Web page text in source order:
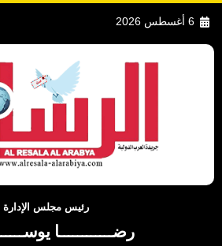
6 أغسطس 2026
رئيس مجلس الإدارة
رضــــــــــــا